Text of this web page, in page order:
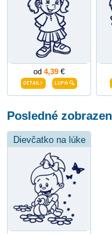
od 4,39 €
Posledné
Dievčatko na lúke